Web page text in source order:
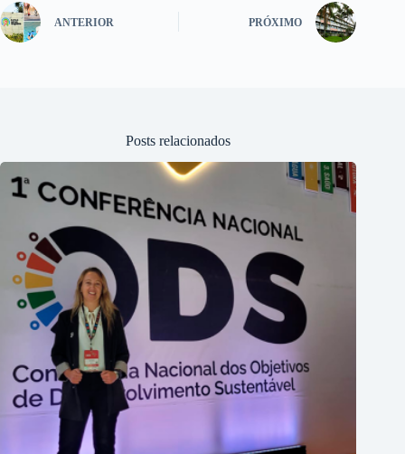
ANTERIOR PRÓXIMO
Posts relacionados